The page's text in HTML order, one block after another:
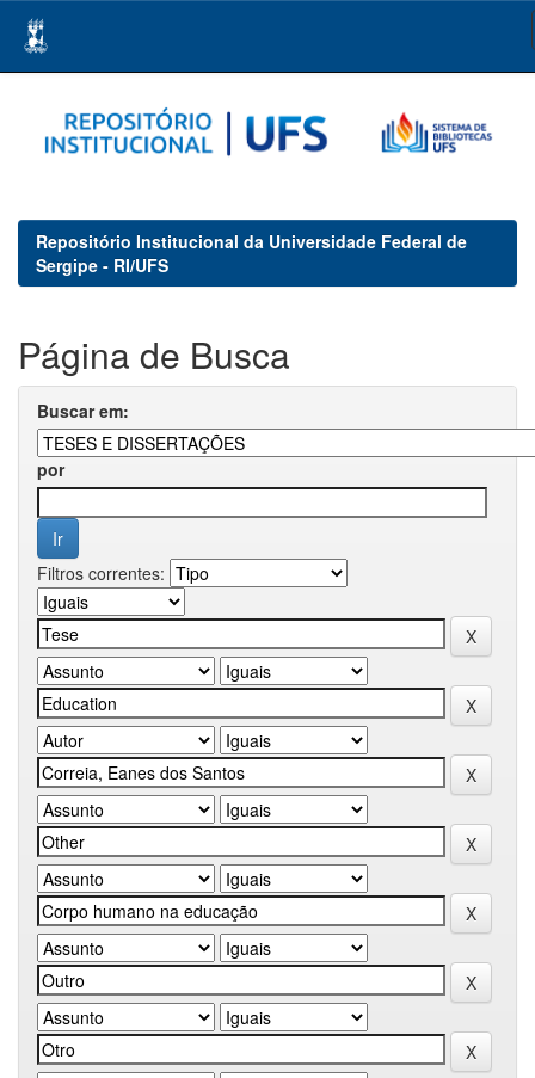
navigation
Repositório Institucional da Universidade Federal de
Sergipe - RI/UFS
Página de Busca
Buscar em:
por
Filtros correntes: